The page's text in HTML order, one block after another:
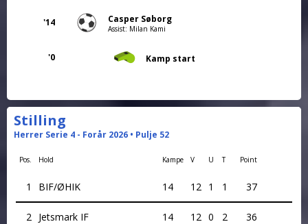
'14 Casper Søborg
Assist: Milan Kami
'0 Kamp start
Stilling
Herrer Serie 4 - Forår 2026 • Pulje 52
Pos. Hold Kampe V U T Point
1 BIF/ØHIK 14 12 1 1 37
2 Jetsmark IF 14 12 0 2 36